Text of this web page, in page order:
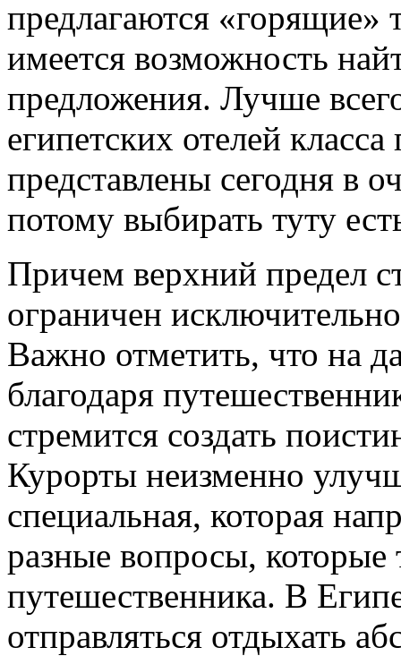
предлагаются «горящие»
имеется возможность
предложения. Лучше
египетских отелей
представлены сегодня в
потому выбирать туту
Причем верхний предел
ограничен
Важно отметить, что на
благодаря
стремится создать
Курорты неизменно
специальная, которая
разные вопросы, которые
путешественника. В
отправляться отдыхать